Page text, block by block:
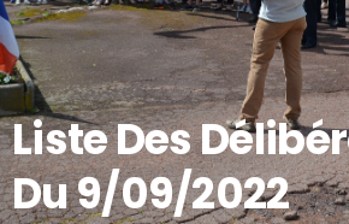
Liste Des
Du 9/09/2022